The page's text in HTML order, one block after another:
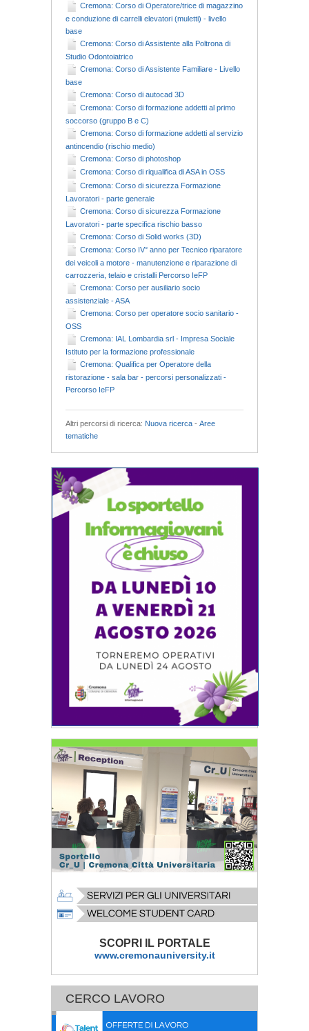
Cremona: Corso di Operatore/trice di magazzino
e conduzione di carrelli elevatori (muletti) - livello
base
Cremona: Corso di Assistente alla Poltrona di
Studio Odontoiatrico
Cremona: Corso di Assistente Familiare - Livello
base
Cremona: Corso di autocad 3D
Cremona: Corso di formazione addetti al primo
soccorso (gruppo B e C)
Cremona: Corso di formazione addetti al servizio
antincendio (rischio medio)
Cremona: Corso di photoshop
Cremona: Corso di riqualifica di ASA in OSS
Cremona: Corso di sicurezza Formazione
Lavoratori - parte generale
Cremona: Corso di sicurezza Formazione
Lavoratori - parte specifica rischio basso
Cremona: Corso di Solid works (3D)
Cremona: Corso IV° anno per Tecnico riparatore
dei veicoli a motore - manutenzione e riparazione di
carrozzeria, telaio e cristalli Percorso IeFP
Cremona: Corso per ausiliario socio
assistenziale - ASA
Cremona: Corso per operatore socio sanitario -
OSS
Cremona: IAL Lombardia srl - Impresa Sociale
Istituto per la formazione professionale
Cremona: Qualifica per Operatore della
ristorazione - sala bar - percorsi personalizzati -
Percorso IeFP
Altri percorsi di ricerca: Nuova ricerca - Aree
tematiche
SCOPRI IL PORTALE
www.cremonauniversity.it
CERCO LAVORO